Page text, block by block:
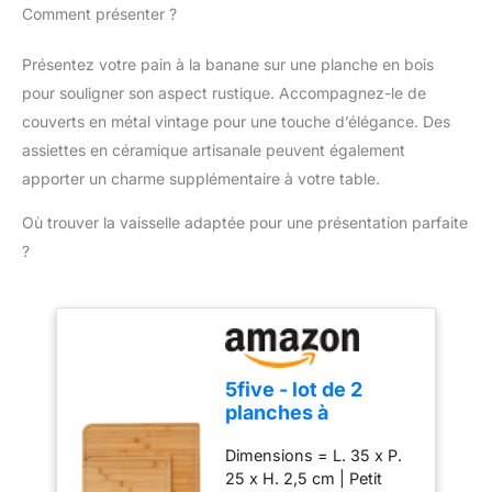
une utilisation dans les
réfrigérateurs, les fours à
micro-ondes, les grille-
pain et les fours,
répondez à vos
différents besoins de
utilisations : idéal pour
des gâteaux, des
brownies, du pain aux
pommes, du pain aux
bananes, du pain de
seigle, du pain de blé
entier et d'autres
une utilisation dans les
cuisines, les pâtisseries,
silicone a une base
antiadhésive lisse qui
peut être pliée pour
libérer facilement et
rapidement les produits
de boulangerie et les
aux aliments et ne
TEMPÉRATURE : Ce
moule cake silicone peut
facilement supporter des
températures de -30℃ à
d'autres moules à
pâtisserie, ce moule en
Comment présenter ?
Présentez votre pain à la banane sur une planche en bois
pour souligner son aspect rustique. Accompagnez-le de
couverts en métal vintage pour une touche d’élégance. Des
assiettes en céramique artisanale peuvent également
apporter un charme supplémentaire à votre table.
Où trouver la vaisselle adaptée pour une présentation parfaite
?
5five - lot de 2
planches à
Dimensions = L. 35 x P.
25 x H. 2,5 cm | Petit